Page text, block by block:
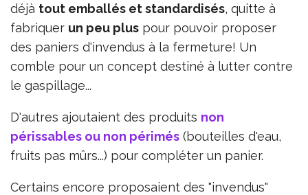
déjà tout emballés et standardisés, quitte à
fabriquer un peu plus pour pouvoir proposer
des paniers d'invendus à la fermeture! Un
comble pour un concept destiné à lutter contre
le gaspillage...
D'autres ajoutaient des produits non
périssables ou non périmés (bouteilles d'eau,
fruits pas mûrs...) pour compléter un panier.
Certains encore proposaient des "invendus"